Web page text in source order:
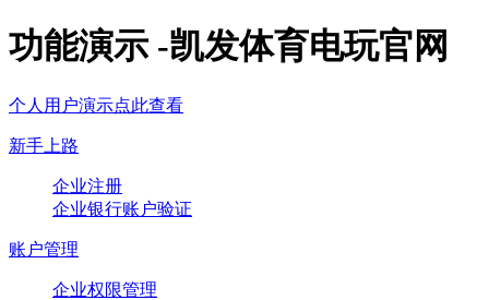
功能演示 -凯发体育电玩官网
个人用户演示点此查看
新手上路
企业注册
企业银行账户验证
账户管理
企业权限管理